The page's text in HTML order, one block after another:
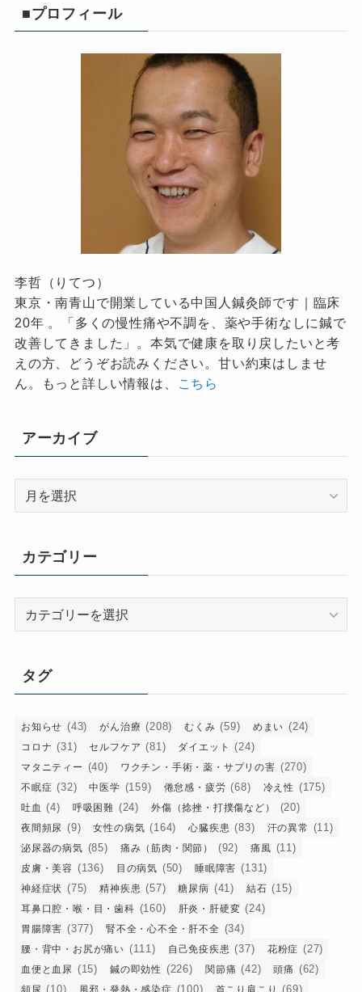
■プロフィール
李哲（りてつ）
東京・南青山で開業している中国人鍼灸師です｜臨床
20年 。「多くの慢性痛や不調を、薬や手術なしに鍼で
改善してきました」。本気で健康を取り戻したいと考
えの方、どうぞお読みください。甘い約束はしませ
ん。もっと詳しい情報は、
こちら
アーカイブ
ブ
カテゴリー
ー
タグ
お知らせ (43) がん治療 (208) むくみ (59) めまい (24)
コロナ (31) セルフケア (81) ダイエット (24)
マタニティー (40) ワクチン・手術・薬・サプリの害 (270)
不眠症 (32) 中医学 (159) 倦怠感・疲労 (68) 冷え性 (175)
吐血 (4) 呼吸困難 (24) 外傷（捻挫・打撲傷など） (20)
夜間頻尿 (9) 女性の病気 (164) 心臓疾患 (83) 汗の異常 (11)
泌尿器の病気 (85) 痛み（筋肉・関節） (92) 痛風 (11)
皮膚・美容 (136) 目の病気 (50) 睡眠障害 (131)
神経症状 (75) 精神疾患 (57) 糖尿病 (41) 結石 (15)
耳鼻口腔・喉・目・歯科 (160) 肝炎・肝硬変 (24)
胃腸障害 (377) 腎不全・心不全・肝不全 (34)
腰・背中・お尻が痛い (111) 自己免疫疾患 (37) 花粉症 (27)
血便と血尿 (15) 鍼の即効性 (226) 関節痛 (42) 頭痛 (62)
頻尿 (10) 風邪・発熱・感染症 (100) 首こり肩こり (69)